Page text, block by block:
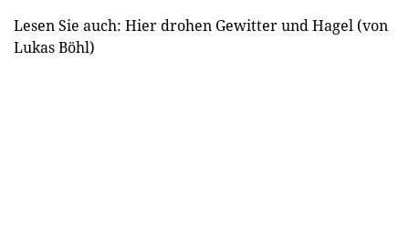
Lesen Sie auch: Hier drohen Gewitter und Hagel (von
Lukas Böhl)